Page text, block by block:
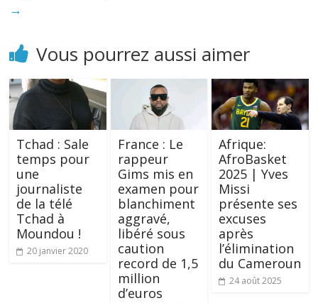
→
Vous pourrez aussi aimer
Tchad : Sale
temps pour
une
journaliste
de la télé
Tchad à
Moundou !
20 janvier 2020
France : Le
rappeur
Gims mis en
examen pour
blanchiment
aggravé,
libéré sous
caution
record de 1,5
million
d’euros
Afrique:
AfroBasket
2025 | Yves
Missi
présente ses
excuses
après
l’élimination
du Cameroun
24 août 2025